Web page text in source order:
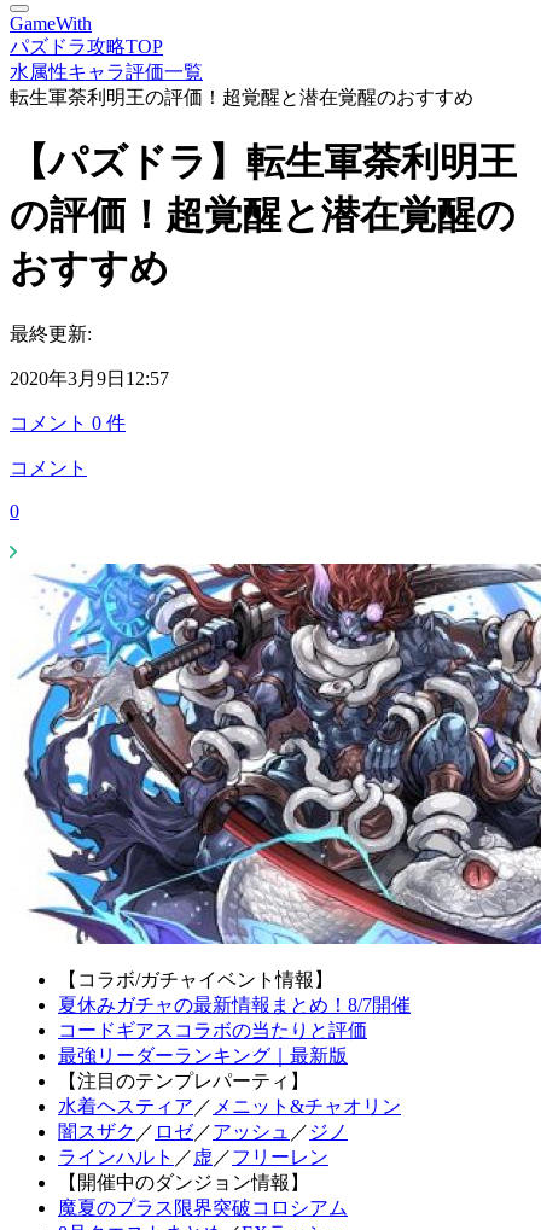
GameWith
パズドラ攻略TOP
水属性キャラ評価一覧
転生軍荼利明王の評価！超覚醒と潜在覚醒のおすすめ
【パズドラ】転生軍荼利明王
の評価！超覚醒と潜在覚醒の
おすすめ
最終更新:
2020年3月9日12:57
コメント 0 件
コメント
0
【コラボ/ガチャイベント情報】
夏休みガチャの最新情報まとめ！8/7開催
コードギアスコラボの当たりと評価
最強リーダーランキング｜最新版
【注目のテンプレパーティ】
水着ヘスティア ／ メニット&チャオリン
闇スザク ／ ロゼ／アッシュ ／ ジノ
ラインハルト ／ 虚 ／フリーレン
【開催中のダンジョン情報】
魔夏のプラス限界突破コロシアム